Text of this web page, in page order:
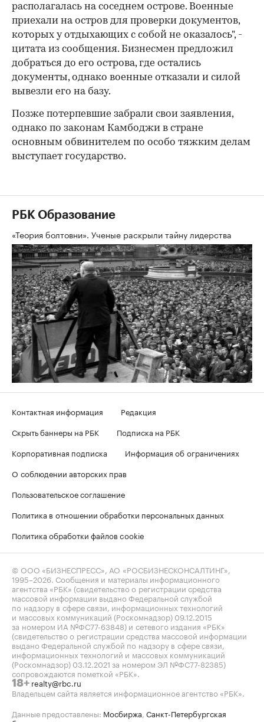
располагалась на соседнем острове. Военные
приехали на остров для проверки документов,
которых у отдыхающих с собой не оказалось", -
цитата из сообщения. Бизнесмен предложил
добраться до его острова, где остались
документы, однако военные отказали и силой
вывезли его на базу.
Позже потерпевшие забрали свои заявления,
однако по законам Камбоджи в стране
основным обвинителем по особо тяжким делам
выступает государство.
РБК Образование
«Теория болтовни». Ученые раскрыли тайну лидерства
Контактная информация
Редакция
Скрыть баннеры на РБК
Подписка на РБК
Корпоративная подписка
Информация об ограничениях
О соблюдении авторских прав
Пользовательское соглашение
Политика в отношении обработки персональных данных
Политика обработки файлов cookie
© ООО «БИЗНЕСПРЕСС», АО «РОСБИЗНЕСКОНСАЛТИНГ»,
1995–2026 . Сообщения и материалы информационного
агентства «РБК» (свидетельство о регистрации средства
массовой информации выдано Федеральной службой
по надзору в сфере связи, информационных технологий
и массовых коммуникаций (Роскомнадзор) 09.12.2015
за номером ИА №ФС77-63848) и сетевого издания «РБК»
(свидетельство о регистрации средства массовой информации
выдано Федеральной службой по надзору в сфере связи,
информационных технологий и массовых коммуникаций
(Роскомнадзор) 03.12.2021 за номером ЭЛ №ФС77-82385)
сопровождаются пометкой «РБК».
18+ realty@rbc.ru
Владельцем сайта является информационное агентство «РБК».
Данные предоставлены: Мосбиржа Санкт-Петербургская